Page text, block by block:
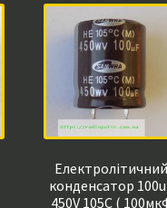
Електролітичний
конденсатор
450V 105C (